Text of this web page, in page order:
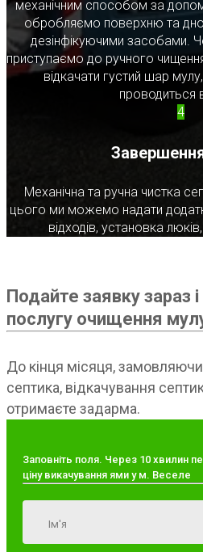
механічним способом за
обробляємо поверхню та дно
дезінфікуючими засобами.
приступаємо до ручного
відкачати густий шар
проводиться
4
Механічна та ручна чистка
цього ми можемо надати
відходів, установка
Подайте заявку зараз
послугу очищення
До кінця місяця,
септика, відкачування
отримаєте задарма.
Заповніть поля. Через 10 хвилин
ціну викачування ями у м. Веселе